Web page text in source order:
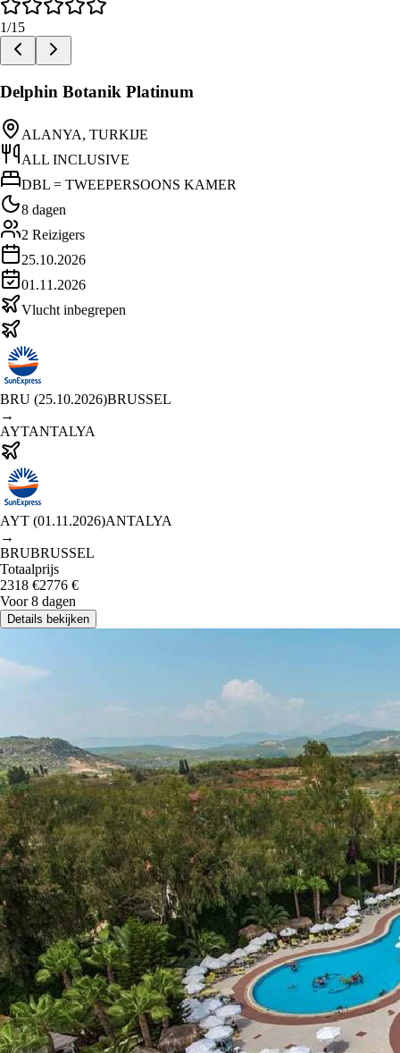
1/15
Delphin Botanik Platinum
ALANYA, TURKIJE
ALL INCLUSIVE
DBL = TWEEPERSOONS KAMER
8 dagen
2 Reizigers
25.10.2026
01.11.2026
Vlucht inbegrepen
BRU (25.10.2026)BRUSSEL
→
AYTANTALYA
AYT (01.11.2026)ANTALYA
→
BRUBRUSSEL
Totaalprijs
2318 €2776 €
Voor 8 dagen
Details bekijken